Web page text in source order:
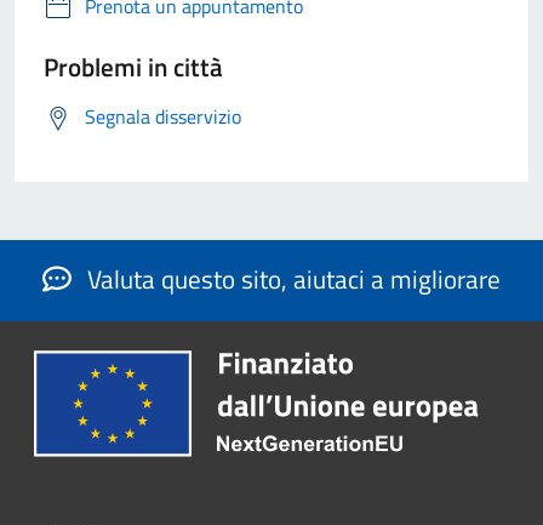
Prenota un appuntamento
Problemi in città
Segnala disservizio
Valuta questo sito, aiutaci a migliorare